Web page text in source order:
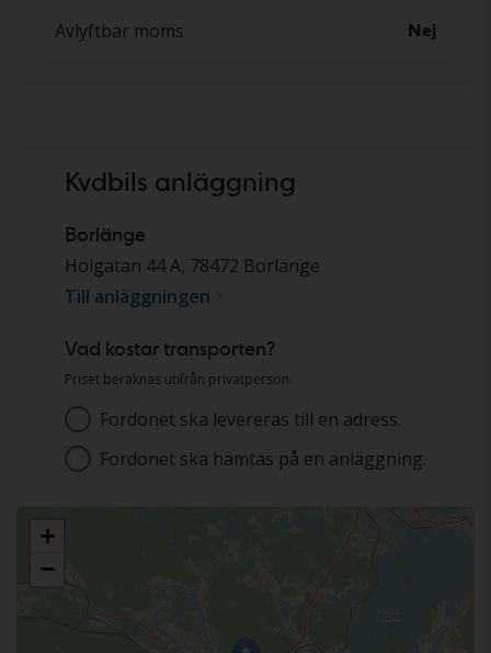
Avlyftbar moms Nej
Kvdbils anläggning
Borlänge
Holgatan 44 A, 78472 Borlänge
Till anläggningen
Vad kostar transporten?
Priset beräknas utifrån privatperson.
Fordonet ska levereras till en adress.
Adress
Fordonet ska hämtas på en anläggning.
Välj anläggning
+
−